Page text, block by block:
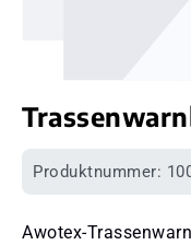
Produktnummer:
Awotex-